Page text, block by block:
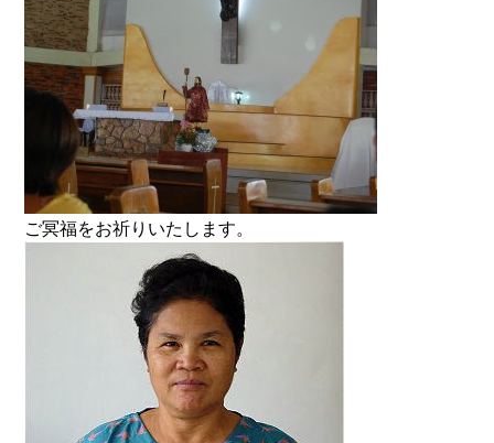
ご冥福をお祈りいたします。